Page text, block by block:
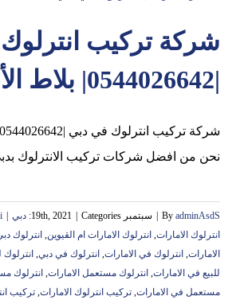
شركة تركيب
|0544026642| بلاط الأنترلوك
نحن من افضل شركات تركيب الانترلوك
By adminAsdS سبتمبر 19th, 2021 Categories: دبي
انترلوك الامارات, انترلوك الامارات ام القيوين, انترلوك
الامارات, انترلوك في الامارات, انترلوك في دبي, انترلوك
للبيع في الامارات, انترلوك مستعمل الامارات, انترلوك
مستعمل في الامارات, تركيب انترلوك الامارات, تركيب